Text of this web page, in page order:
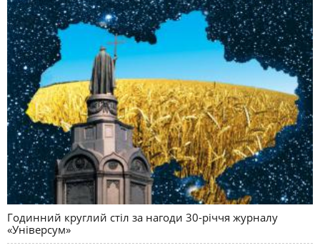
Годинний круглий стіл за нагоди 30-річчя журналу
«Універсум»